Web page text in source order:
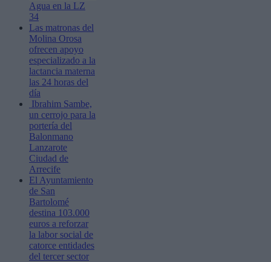
Agua en la LZ
34
Las matronas del
Molina Orosa
ofrecen apoyo
especializado a la
lactancia materna
las 24 horas del
día
Ibrahim Sambe,
un cerrojo para la
portería del
Balonmano
Lanzarote
Ciudad de
Arrecife
El Ayuntamiento
de San
Bartolomé
destina 103.000
euros a reforzar
la labor social de
catorce entidades
del tercer sector